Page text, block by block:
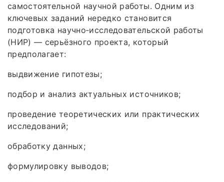
самостоятельной научной работы. Одним из
ключевых заданий нередко становится
подготовка научно‑исследовательской работы
(НИР) — серьёзного проекта, который
предполагает:
выдвижение гипотезы;
подбор и анализ актуальных источников;
проведение теоретических или практических
исследований;
обработку данных;
формулировку выводов;